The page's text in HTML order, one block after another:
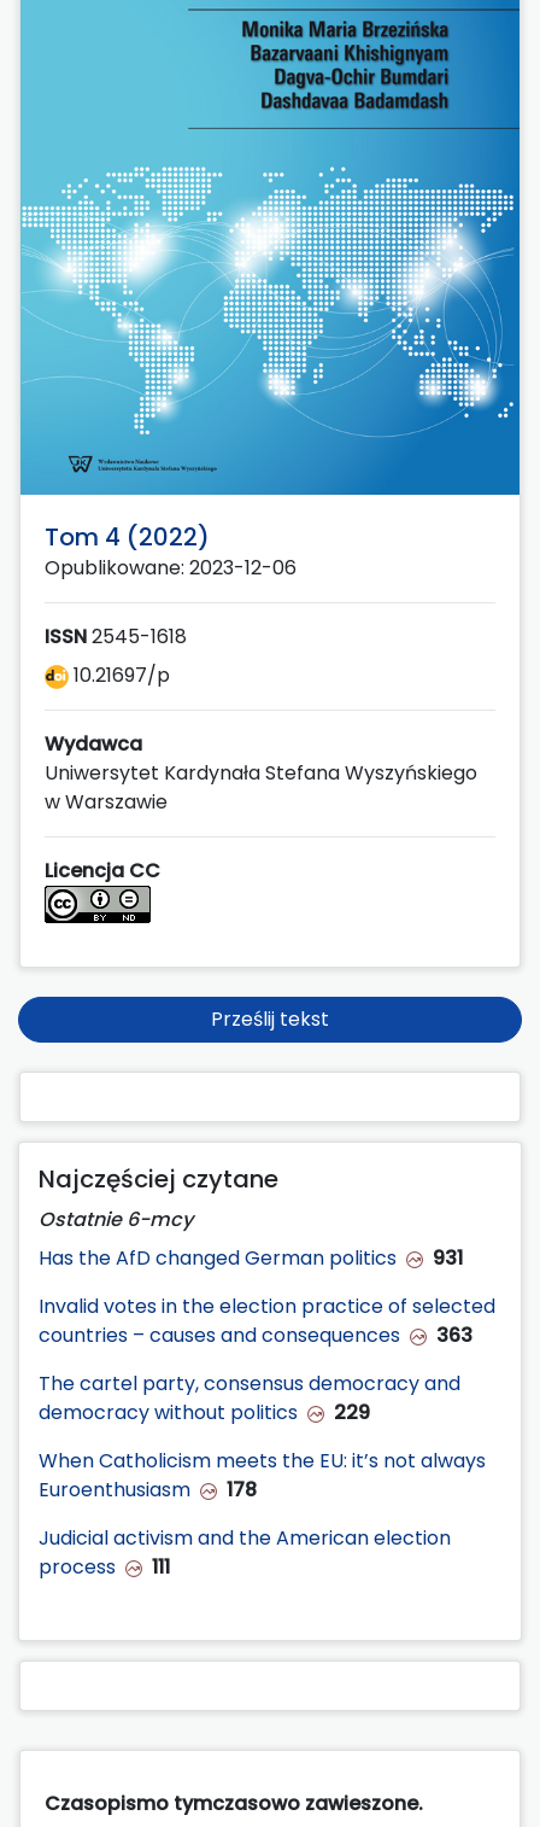
Tom 4 (2022)
Opublikowane: 2023-12-06
ISSN2545-1618
10.21697/p
Wydawca
Uniwersytet Kardynała Stefana Wyszyńskiego
w Warszawie
Licencja CC
Prześlij tekst
Najczęściej czytane
Ostatnie 6-mcy
Has the AfD changed German politics
931
Invalid votes in the election practice of selected
countries – causes and consequences
363
The cartel party, consensus democracy and
democracy without politics
229
When Catholicism meets the EU: it’s not always
Euroenthusiasm
178
Judicial activism and the American election
process
111
Czasopismo tymczasowo zawieszone.